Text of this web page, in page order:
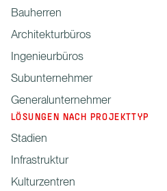
Bauherren
Architekturbüros
Ingenieurbüros
Subunternehmer
Generalunternehmer
LÖSUNGEN NACH PROJEKTTYP
Stadien
Infrastruktur
Kulturzentren